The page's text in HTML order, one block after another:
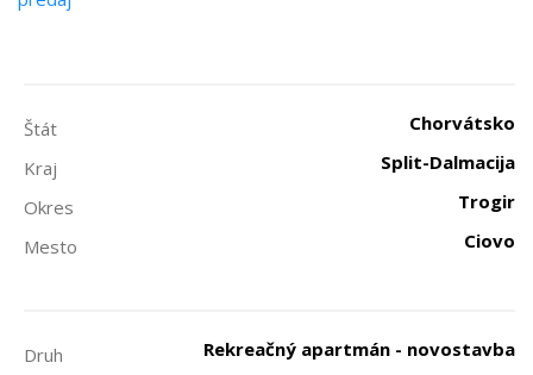
Štát
Chorvátsko
Kraj
Split-Dalmacija
Okres
Trogir
Mesto
Ciovo
Druh
Rekreačný apartmán - novostavba